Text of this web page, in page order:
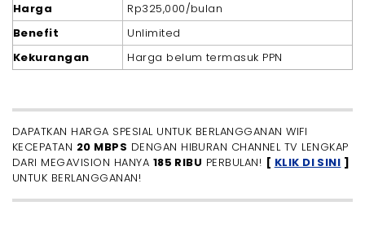
Harga
Rp325,000/bulan
Benefit
Unlimited
Kekurangan
Harga belum termasuk PPN
DAPATKAN HARGA SPESIAL UNTUK BERLANGGANAN WIFI
KECEPATAN 20 MBPS DENGAN HIBURAN CHANNEL TV LENGKAP
DARI MEGAVISION HANYA 185 RIBU PERBULAN! [ KLIK DI SINI ]
UNTUK BERLANGGANAN!